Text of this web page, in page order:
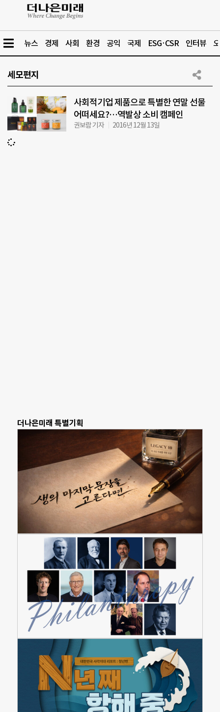
뉴스 경제 사회 환경 공익 국제 ESG·CSR 인터뷰
세모편지
사회적기업 제품으로 특별한 연말 선물
어떠세요?…역발상 소비 캠페인
권보람 기자 2016년 12월 13일
더나은미래 특별기획